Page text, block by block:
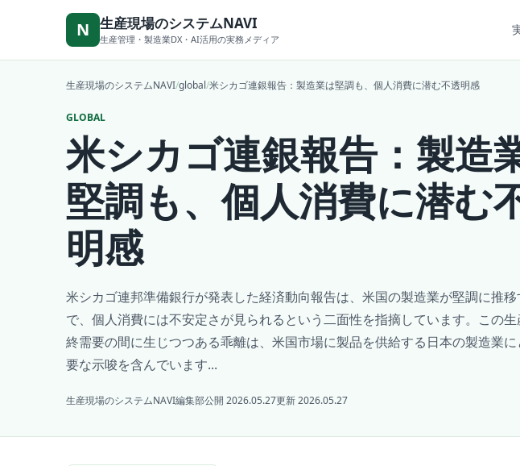
N 生産現場のシステムNAVI
生産管理・製造業DX・AI活用の実務メディア
生産現場のシステムNAVI/global/米シカゴ連銀報告：製造業は堅調も、個人消費に潜む不透明感
GLOBAL
米シカゴ連銀報告：製造
堅調も、個人消費に潜む
明感
米シカゴ連邦準備銀行が発表した経済動向報告は、米国の製造業が堅調に推
で、個人消費には不安定さが見られるという二面性を指摘しています。この
終需要の間に生じつつある乖離は、米国市場に製品を供給する日本の製造業
要な示唆を含んでいます...
生産現場のシステムNAVI編集部公開 2026.05.27更新 2026.05.27